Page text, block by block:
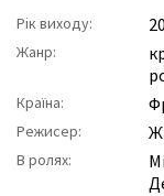
Рік виходу:
Жанр:
Країна:
Режисер:
В ролях: